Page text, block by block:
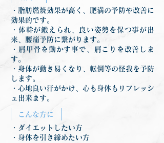
・脂肪燃焼効果が高く、肥満の予防や改善に
効果的です。
・体幹が鍛えられ、良い姿勢を保つ事が出
来、腰痛予防に繋がります。
・肩甲骨を動かす事で、肩こりを改善しま
す。
・身体が動き易くなり、転倒等の怪我を予防
します。
・心地良い汗がかけ、心も身体もリフレッシ
ュ出来ます。
こんな方に
・ダイエットしたい方
・身体を引き締めたい方